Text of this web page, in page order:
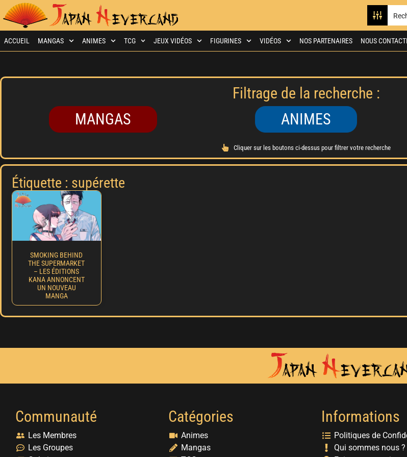
ACCUEIL MANGAS ANIMES TCG JEUX VIDÉOS FIGURINES VIDÉOS NOS PARTENAIRES NOUS
Filtrage de la recherche :
MANGAS
ANIMES
Cliquer sur les boutons ci-dessus pour filtrer votre recherche
Étiquette : supérette
SMOKING BEHIND
THE SUPERMARKET
– LES ÉDITIONS
KANA ANNONCENT
UN NOUVEAU
MANGA
Communauté
Les Membres
Les Groupes
Catégories
Animes
Mangas
Informations
Politiques de
Qui sommes nous ?